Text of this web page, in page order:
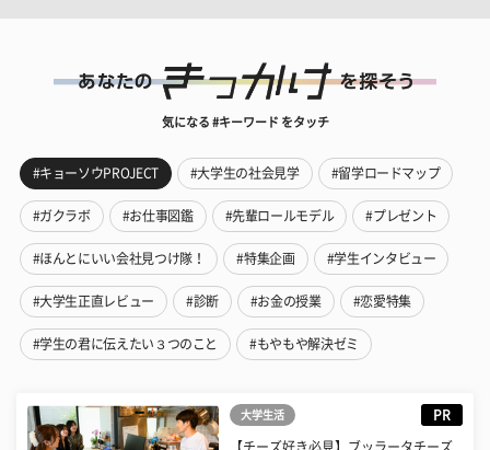
気になる #キーワード をタッチ
#キョーソウPROJECT #大学生の社会見学 #留学ロードマップ
#ガクラボ #お仕事図鑑 #先輩ロールモデル #プレゼント
#ほんとにいい会社見つけ隊！ #特集企画 #学生インタビュー
#大学生正直レビュー #診断 #お金の授業 #恋愛特集
#学生の君に伝えたい３つのこと #もやもや解決ゼミ
大学生活 PR
【チーズ好き必見】ブッラータチーズ